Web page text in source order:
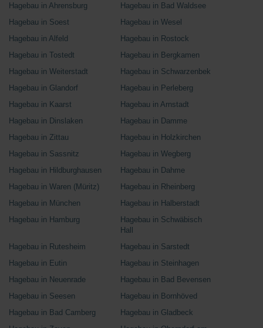
Hagebau in Ahrensburg
Hagebau in Bad Waldsee
Hagebau in Soest
Hagebau in Wesel
Hagebau in Alfeld
Hagebau in Rostock
Hagebau in Tostedt
Hagebau in Bergkamen
Hagebau in Weiterstadt
Hagebau in Schwarzenbek
Hagebau in Glandorf
Hagebau in Perleberg
Hagebau in Kaarst
Hagebau in Arnstadt
Hagebau in Dinslaken
Hagebau in Damme
Hagebau in Zittau
Hagebau in Holzkirchen
Hagebau in Sassnitz
Hagebau in Wegberg
Hagebau in Hildburghausen
Hagebau in Dahme
Hagebau in Waren (Müritz)
Hagebau in Rheinberg
Hagebau in München
Hagebau in Halberstadt
Hagebau in Hamburg
Hagebau in Schwäbisch
Hall
Hagebau in Rutesheim
Hagebau in Sarstedt
Hagebau in Eutin
Hagebau in Steinhagen
Hagebau in Neuenrade
Hagebau in Bad Bevensen
Hagebau in Seesen
Hagebau in Bornhöved
Hagebau in Bad Camberg
Hagebau in Gladbeck